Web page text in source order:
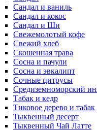
Сандал и ваниль
Сандал и кокос
Сандал и Ши
Свежемолотый кофе
Свежий хлеб
Скошенная трава
Сосна и пачули
Сосна и эвкалипт
Сочные цитрусы
Средиземноморский
Табак и кедр
Тиковое дерево и табак
Тыквенный десерт
Тыквенный Чай Латте